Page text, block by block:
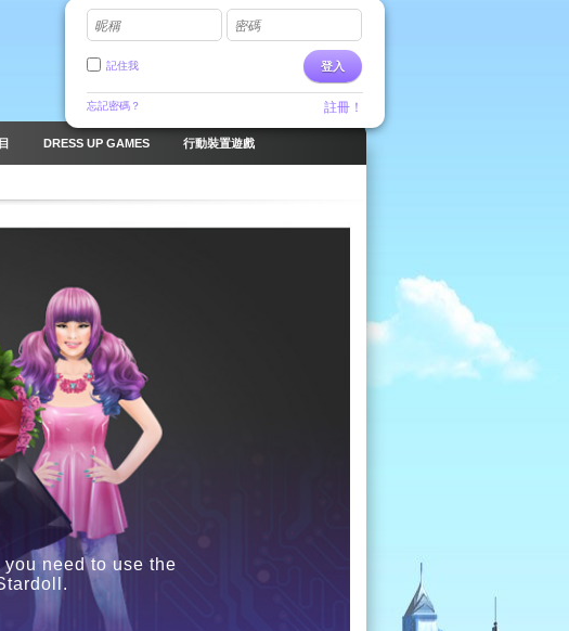
昵稱 密碼
登入
記住我
忘記密碼？ 註冊！
DRESS UP GAMES 行動裝置遊戲
need to use the